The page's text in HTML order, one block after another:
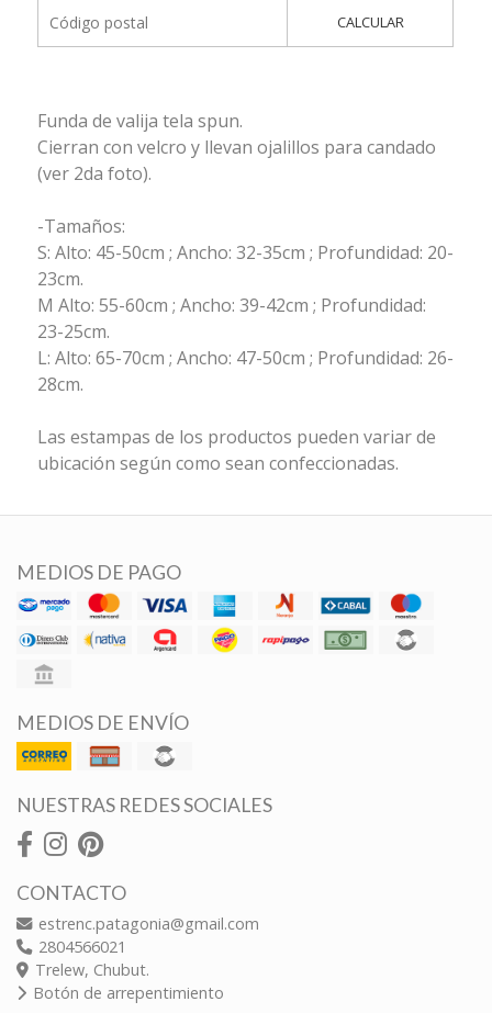
CALCULAR
Funda de valija tela spun.
Cierran con velcro y llevan ojalillos para candado
(ver 2da foto).
-Tamaños:
S: Alto: 45-50cm ; Ancho: 32-35cm ; Profundidad: 20-
23cm.
M Alto: 55-60cm ; Ancho: 39-42cm ; Profundidad:
23-25cm.
L: Alto: 65-70cm ; Ancho: 47-50cm ; Profundidad: 26-
28cm.
Las estampas de los productos pueden variar de
ubicación según como sean confeccionadas.
MEDIOS DE PAGO
MEDIOS DE ENVÍO
NUESTRAS REDES SOCIALES
CONTACTO
estrenc.patagonia@gmail.com
2804566021
Trelew, Chubut.
Botón de arrepentimiento